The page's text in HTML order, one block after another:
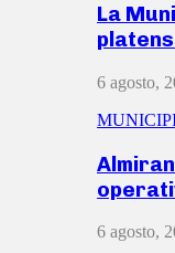
La
6 agosto,
6 agosto,